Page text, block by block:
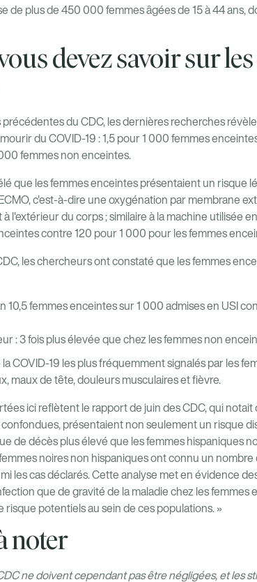
de plus de 450 000 femmes âgées de 15 à 44 ans,
devez savoir sur
du CDC, les dernières recherches
du COVID-19 : 1,5 pour 1 000 femmes
femmes non enceintes.
que les femmes enceintes présentaient un risque
c'est-à-dire une oxygénation par membrane
l'extérieur du corps ; similaire à la machine utilisée
contre 120 pour 1 000 pour les femmes
les chercheurs ont constaté que les femmes
10,5 femmes enceintes sur 1 000 admises en USI
: 3 fois plus élevée que chez les femmes non
COVID-19 les plus fréquemment signalés par les
maux de tête, douleurs musculaires et fièvre.
ici reflètent le rapport de juin des CDC, qui
présentaient non seulement un risque
de décès plus élevé que les femmes hispaniques
noires non hispaniques ont connu un
les cas déclarés. Cette analyse met en évidence
que de gravité de la maladie chez les femmes
risque potentiels au sein de ces populations. »
noter
ne doivent cependant pas être négligées, et les